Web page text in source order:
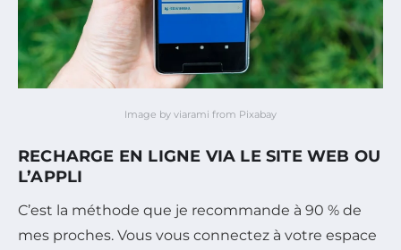
Image by viarami from Pixabay
RECHARGE EN LIGNE VIA LE SITE WEB OU
L’APPLI
C’est la méthode que je recommande à 90 % de
mes proches. Vous vous connectez à votre espace